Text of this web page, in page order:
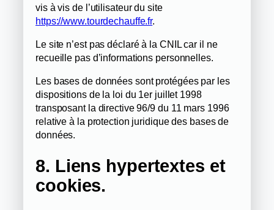
vis à vis de l’utilisateur du site
https://www.tourdechauffe.fr.
Le site n’est pas déclaré à la CNIL car il ne
recueille pas d’informations personnelles.
Les bases de données sont protégées par les
dispositions de la loi du 1er juillet 1998
transposant la directive 96/9 du 11 mars 1996
relative à la protection juridique des bases de
données.
8. Liens hypertextes et
cookies.